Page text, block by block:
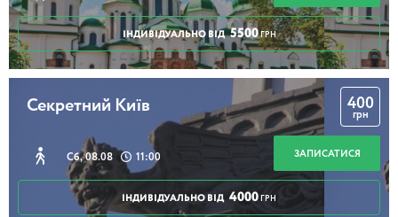
ІНДИВІДУАЛЬНО ВІД 5500 ГРН
Секретний Київ
Сб, 08.08 11:00
400
грн
ЗАПИСАТИСЯ
ІНДИВІДУАЛЬНО ВІД 4000 ГРН